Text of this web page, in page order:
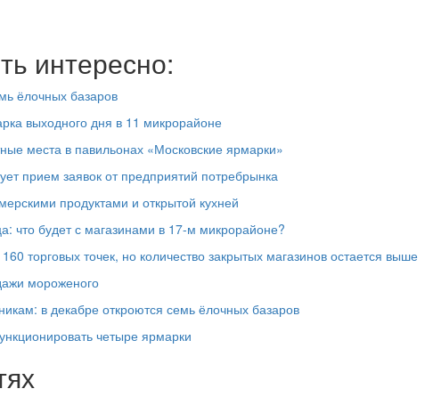
интересно:
ёлочных базаров
выходного дня в 11 микрорайоне
места в павильонах «Московские ярмарки»
прием заявок от предприятий потребрынка
продуктами и открытой кухней
что будет с магазинами в 17-м микрорайоне?
торговых точек, но количество закрытых магазинов остается выше
мороженого
в декабре откроются семь ёлочных базаров
четыре ярмарки